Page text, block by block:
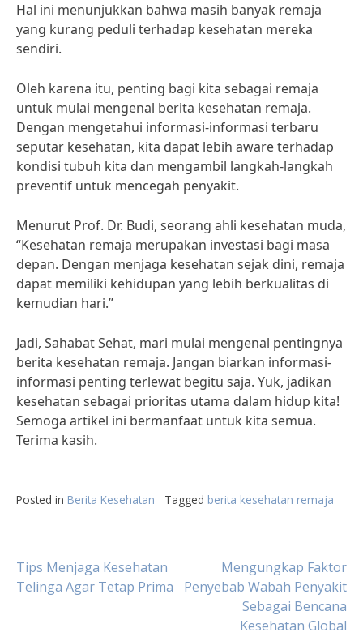
Hal ini menunjukkan bahwa masih banyak remaja
yang kurang peduli terhadap kesehatan mereka
sendiri.
Oleh karena itu, penting bagi kita sebagai remaja
untuk mulai mengenal berita kesehatan remaja.
Dengan mengetahui informasi-informasi terbaru
seputar kesehatan, kita dapat lebih aware terhadap
kondisi tubuh kita dan mengambil langkah-langkah
preventif untuk mencegah penyakit.
Menurut Prof. Dr. Budi, seorang ahli kesehatan muda,
“Kesehatan remaja merupakan investasi bagi masa
depan. Dengan menjaga kesehatan sejak dini, remaja
dapat memiliki kehidupan yang lebih berkualitas di
kemudian hari.”
Jadi, Sahabat Sehat, mari mulai mengenal pentingnya
berita kesehatan remaja. Jangan biarkan informasi-
informasi penting terlewat begitu saja. Yuk, jadikan
kesehatan sebagai prioritas utama dalam hidup kita!
Semoga artikel ini bermanfaat untuk kita semua.
Terima kasih.
Posted in Berita Kesehatan Tagged berita kesehatan remaja
Post
Tips Menjaga Kesehatan
Telinga Agar Tetap Prima
Mengungkap Faktor
Penyebab Wabah Penyakit
Sebagai Bencana
Kesehatan Global